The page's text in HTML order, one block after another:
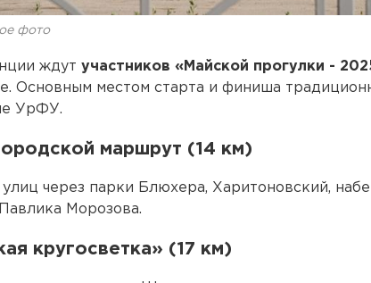
фото
ждут участников «Майской прогулки -
Основным местом старта и финиша
УрФУ.
маршрут (14 км)
улиц через парки Блюхера, Харитоновский,
Морозова.
кругосветка» (17 км)